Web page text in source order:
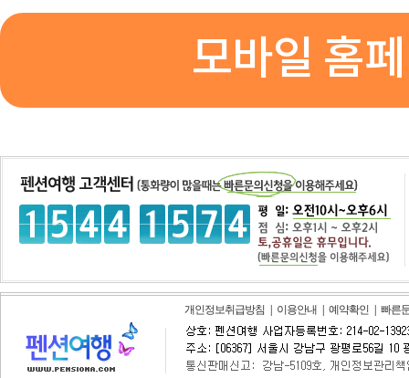
모바일 홈
개인정보취급방침 이용안내 예약확인 빠른